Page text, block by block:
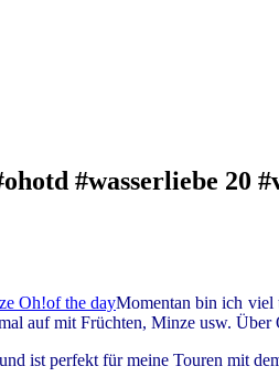
#wasserliebe 20
Momentan bin ich viel
auf mit Früchten, Minze usw.
ist perfekt für meine Touren mit